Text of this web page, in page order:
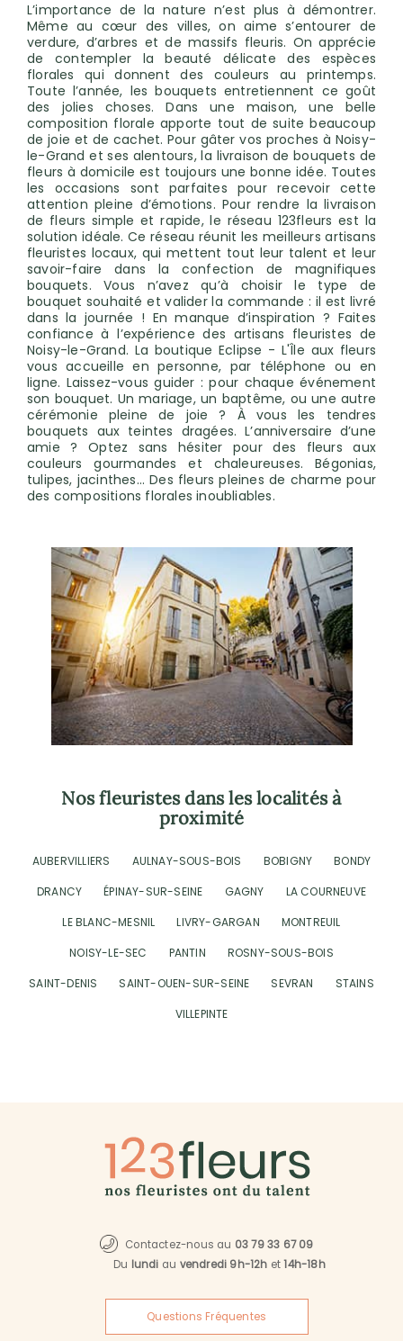
L’importance de la nature n’est plus à démontrer.
Même au cœur des villes, on aime s’entourer de
verdure, d’arbres et de massifs fleuris. On apprécie
de contempler la beauté délicate des espèces
florales qui donnent des couleurs au printemps.
Toute l’année, les bouquets entretiennent ce goût
des jolies choses. Dans une maison, une belle
composition florale apporte tout de suite beaucoup
de joie et de cachet. Pour gâter vos proches à Noisy-
le-Grand et ses alentours, la livraison de bouquets de
fleurs à domicile est toujours une bonne idée. Toutes
les occasions sont parfaites pour recevoir cette
attention pleine d’émotions. Pour rendre la livraison
de fleurs simple et rapide, le réseau 123fleurs est la
solution idéale. Ce réseau réunit les meilleurs artisans
fleuristes locaux, qui mettent tout leur talent et leur
savoir-faire dans la confection de magnifiques
bouquets. Vous n’avez qu’à choisir le type de
bouquet souhaité et valider la commande : il est livré
dans la journée ! En manque d’inspiration ? Faites
confiance à l’expérience des artisans fleuristes de
Noisy-le-Grand. La boutique Eclipse - L'Île aux fleurs
vous accueille en personne, par téléphone ou en
ligne. Laissez-vous guider : pour chaque événement
son bouquet. Un mariage, un baptême, ou une autre
cérémonie pleine de joie ? À vous les tendres
bouquets aux teintes dragées. L’anniversaire d’une
amie ? Optez sans hésiter pour des fleurs aux
couleurs gourmandes et chaleureuses. Bégonias,
tulipes, jacinthes… Des fleurs pleines de charme pour
des compositions florales inoubliables.
Nos fleuristes dans les localités à
proximité
AUBERVILLIERS AULNAY-SOUS-BOIS BOBIGNY
BONDY
DRANCY
ÉPINAY-SUR-SEINE GAGNY
LA COURNEUVE
LE BLANC-MESNIL
LIVRY-GARGAN
MONTREUIL
NOISY-LE-SEC
PANTIN
ROSNY-SOUS-BOIS
SAINT-DENIS
SAINT-OUEN-SUR-SEINE SEVRAN
STAINS
VILLEPINTE
Contactez-nous au 03 79 33 67 09
Du lundi au vendredi 9h-12h et14h-18h
Questions Fréquentes